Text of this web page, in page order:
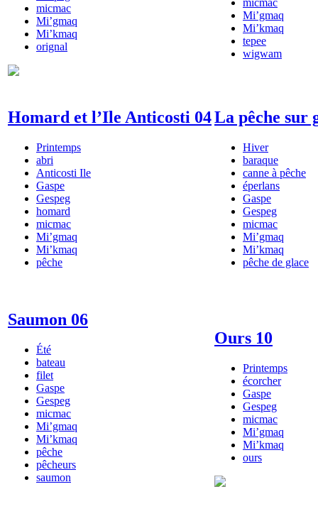
micmac
Mi’gmaq
Mi’kmaq
orignal
Mi’gmaq
Mi’kmaq
tepee
wigwam
Homard et l’Ile Anticosti 04
Printemps
abri
Anticosti Ile
Gaspe
Gespeg
homard
micmac
Mi’gmaq
Mi’kmaq
pêche
La pêche sur
Hiver
baraque
canne à pêche
éperlans
Gaspe
Gespeg
micmac
Mi’gmaq
Mi’kmaq
pêche de glace
Saumon 06
Été
bateau
filet
Gaspe
Gespeg
micmac
Mi’gmaq
Mi’kmaq
pêche
pêcheurs
saumon
Ours 10
Printemps
écorcher
Gaspe
Gespeg
micmac
Mi’gmaq
Mi’kmaq
ours